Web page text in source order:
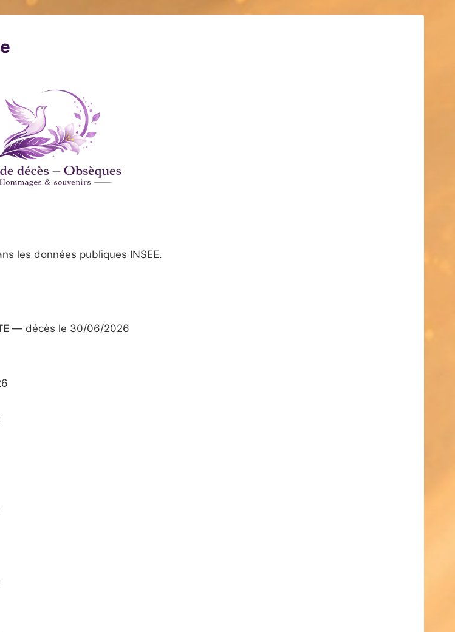
les données publiques INSEE.
— décès le 30/06/2026